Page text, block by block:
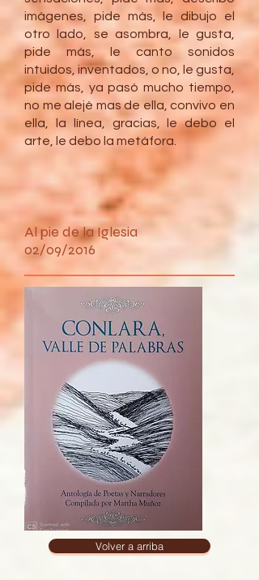
imágenes, pide más, le dibujo el
otro lado, se asombra, le gusta,
pide más, le canto sonidos
intuidos, inventados, o no, le gusta,
pide más, ya pasó mucho tiempo,
no me alejé mas de ella, convivo en
ella, la línea, gracias, le debo el
arte, le debo la metáfora.
Al pie de la Iglesia
02/09/2016
Volver a arriba